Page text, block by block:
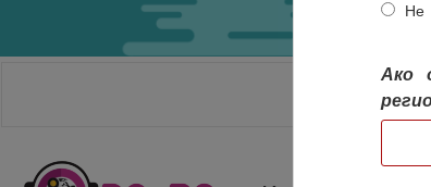
Не
Ако